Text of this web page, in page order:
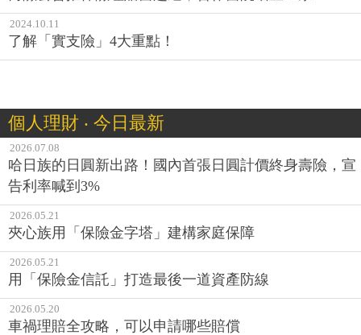
2024.10.11
了解「實支險」4大重點！
個人理財 ‧ 今日最新
2026.07.08
哈日族的日圓新出路！國內首張日圓計價終身壽險，宣
告利率喊到3%
2026.05.21
夾心族用「保險金字塔」建構家庭保障
2026.05.21
用「保險金信託」打造最後一道資產防線
2026.05.20
車禍理賠全攻略，可以申請哪些賠償